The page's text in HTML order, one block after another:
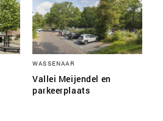
WASSENAAR
Vallei Meijendel en
parkeerplaats